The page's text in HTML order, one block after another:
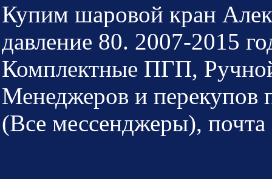
Купим шаровой кран
давление 80. 2007-2015
Комплектные ПГП,
Менеджеров и перекупов
(Все мессенджеры),